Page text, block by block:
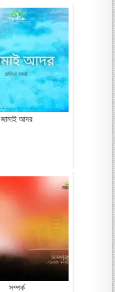
জামাই আদর
সম্পর্ক